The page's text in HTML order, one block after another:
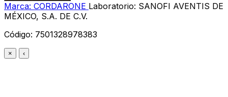
Marca: CORDARONE Laboratorio: SANOFI AVENTIS DE
MÉXICO, S.A. DE C.V.
Código: 7501328978383
× ‹